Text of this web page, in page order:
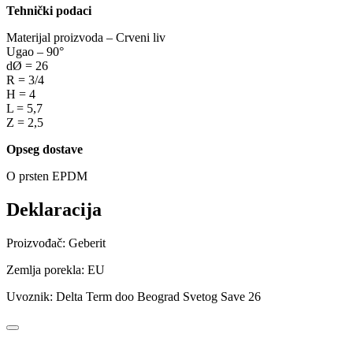
Tehnički podaci
Materijal proizvoda – Crveni liv
Ugao – 90°
dØ = 26
R = 3/4
H = 4
L = 5,7
Z = 2,5
Opseg dostave
O prsten EPDM
Deklaracija
Proizvođač: Geberit
Zemlja porekla: EU
Uvoznik: Delta Term doo Beograd Svetog Save 26